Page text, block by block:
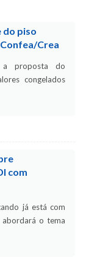
do piso
Crea
a proposta do
congelados
com
já está com
abordará o tema